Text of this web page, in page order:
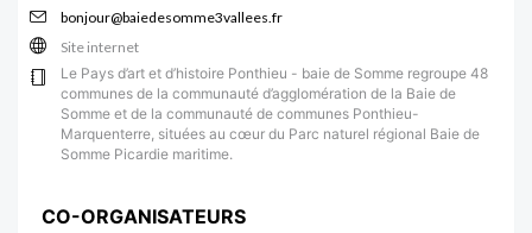
bonjour@baiedesomme3vallees.fr
Site internet
Le Pays d’art et d’histoire Ponthieu - baie de Somme regroupe 48
communes de la communauté d’agglomération de la Baie de
Somme et de la communauté de communes Ponthieu-
Marquenterre, situées au cœur du Parc naturel régional Baie de
Somme Picardie maritime.
CO-ORGANISATEURS